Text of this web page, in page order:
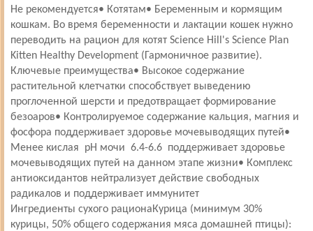
Не рекомендуется• Котятам• Беременным и кормящим
кошкам. Во время беременности и лактации кошек нужно
переводить на рацион для котят Science Hill's Science Plan
Kitten Healthy Development (Гармоничное развитие).
Ключевые преимущества• Высокое содержание
растительной клетчатки способствует выведению
проглоченной шерсти и предотвращает формирование
безоаров• Контролируемое содержание кальция, магния и
фосфора поддерживает здоровье мочевыводящих путей•
Менее кислая pH мочи 6.4-6.6 поддерживает здоровье
мочевыводящих путей на данном этапе жизни• Комплекс
антиоксидантов нейтрализует действие свободных
радикалов и поддерживает иммунитет
Ингредиенты сухого рационаКурица (минимум 30%
курицы, 50% общего содержания мяса домашней птицы):